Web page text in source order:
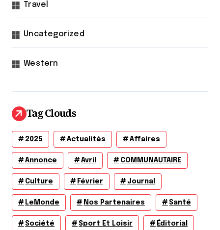
Travel
Uncategorized
Western
Tag Clouds
2025 Actualités Affaires
Annonce Avril COMMUNAUTAIRE
Culture Février Journal
LeMonde Nos Partenaires Santé
Société Sport Et Loisir Éditorial